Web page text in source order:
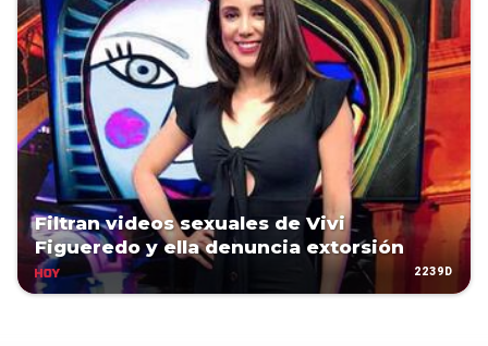
Filtran videos sexuales de Vivi
Figueredo y ella denuncia extorsión
HOY 2239D